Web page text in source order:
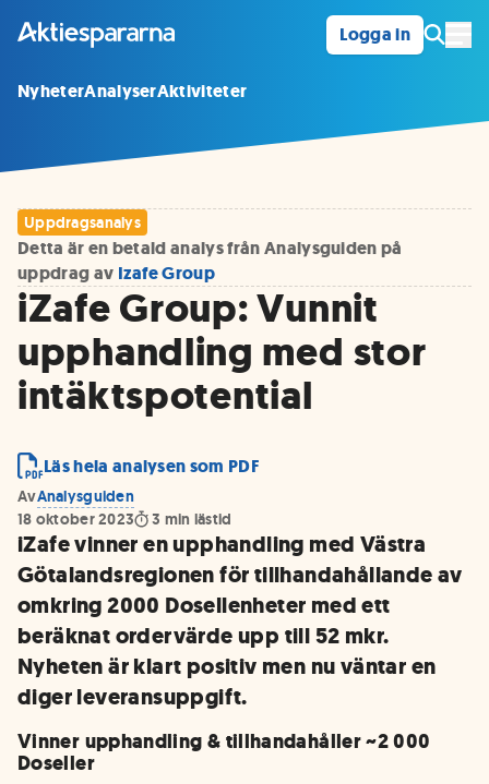
Logga in
NyheterAnalyserAktiviteter
Uppdragsanalys
Detta är en betald analys från Analysguiden på
uppdrag av Izafe Group
iZafe Group: Vunnit
upphandling med stor
intäktspotential
Läs hela analysen som PDF
AvAnalysguiden
18 oktober 2023
3 min lästid
iZafe vinner en upphandling med Västra
Götalandsregionen för tillhandahållande av
omkring 2000 Dosellenheter med ett
beräknat ordervärde upp till 52 mkr.
Nyheten är klart positiv men nu väntar en
diger leveransuppgift.
Vinner upphandling & tillhandahåller ~2 000
Doseller